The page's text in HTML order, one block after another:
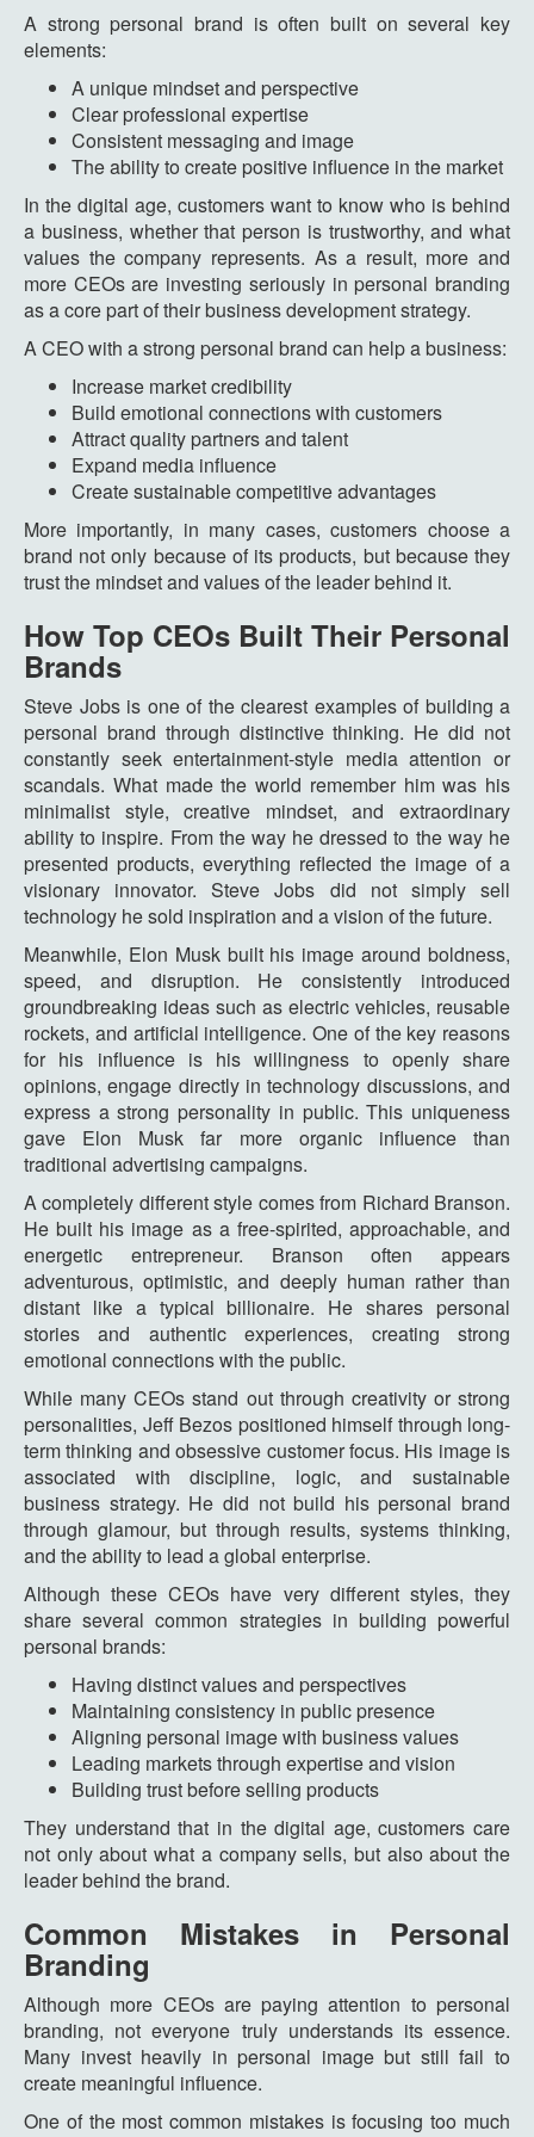
A strong personal brand is often built on several key
elements:
A unique mindset and perspective
Clear professional expertise
Consistent messaging and image
The ability to create positive influence in the market
In the digital age, customers want to know who is behind
a business, whether that person is trustworthy, and what
values the company represents. As a result, more and
more CEOs are investing seriously in personal branding
as a core part of their business development strategy.
A CEO with a strong personal brand can help a business:
Increase market credibility
Build emotional connections with customers
Attract quality partners and talent
Expand media influence
Create sustainable competitive advantages
More importantly, in many cases, customers choose a
brand not only because of its products, but because they
trust the mindset and values of the leader behind it.
How Top CEOs Built Their Personal
Brands
Steve Jobs is one of the clearest examples of building a
personal brand through distinctive thinking. He did not
constantly seek entertainment-style media attention or
scandals. What made the world remember him was his
minimalist style, creative mindset, and extraordinary
ability to inspire. From the way he dressed to the way he
presented products, everything reflected the image of a
visionary innovator. Steve Jobs did not simply sell
technology he sold inspiration and a vision of the future.
Meanwhile, Elon Musk built his image around boldness,
speed, and disruption. He consistently introduced
groundbreaking ideas such as electric vehicles, reusable
rockets, and artificial intelligence. One of the key reasons
for his influence is his willingness to openly share
opinions, engage directly in technology discussions, and
express a strong personality in public. This uniqueness
gave Elon Musk far more organic influence than
traditional advertising campaigns.
A completely different style comes from Richard Branson.
He built his image as a free-spirited, approachable, and
energetic entrepreneur. Branson often appears
adventurous, optimistic, and deeply human rather than
distant like a typical billionaire. He shares personal
stories and authentic experiences, creating strong
emotional connections with the public.
While many CEOs stand out through creativity or strong
personalities, Jeff Bezos positioned himself through long-
term thinking and obsessive customer focus. His image is
associated with discipline, logic, and sustainable
business strategy. He did not build his personal brand
through glamour, but through results, systems thinking,
and the ability to lead a global enterprise.
Although these CEOs have very different styles, they
share several common strategies in building powerful
personal brands:
Having distinct values and perspectives
Maintaining consistency in public presence
Aligning personal image with business values
Leading markets through expertise and vision
Building trust before selling products
They understand that in the digital age, customers care
not only about what a company sells, but also about the
leader behind the brand.
Common Mistakes in Personal
Branding
Although more CEOs are paying attention to personal
branding, not everyone truly understands its essence.
Many invest heavily in personal image but still fail to
create meaningful influence.
One of the most common mistakes is focusing too much